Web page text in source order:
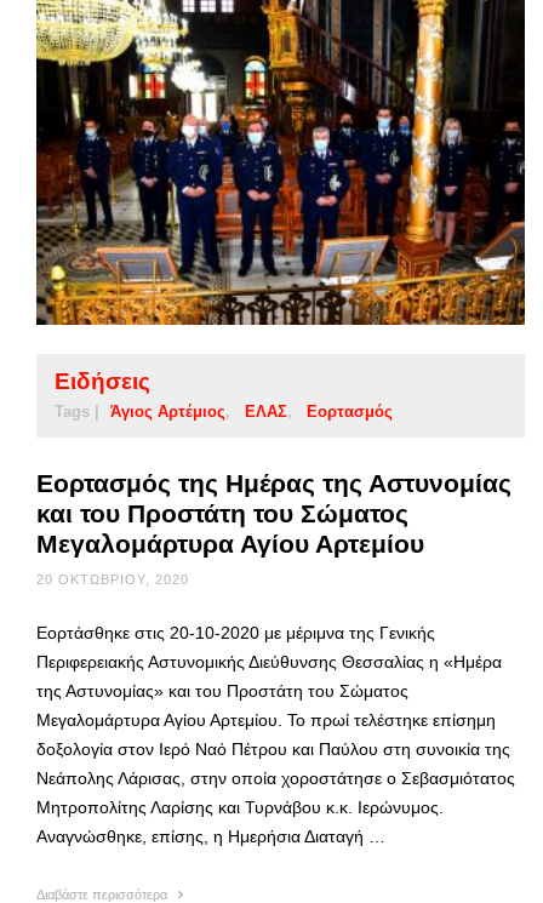
Ειδήσεις
Tags | Άγιος Αρτέμιος ΕΛΑΣ Εορτασμός
Εορτασμός της Ημέρας της Αστυνομίας
και του Προστάτη του Σώματος
Μεγαλομάρτυρα Αγίου Αρτεμίου
20 ΟΚΤΩΒΡΊΟΥ, 2020
Εορτάσθηκε στις 20-10-2020 με μέριμνα της Γενικής
Περιφερειακής Αστυνομικής Διεύθυνσης Θεσσαλίας η «Ημέρα
της Αστυνομίας» και του Προστάτη του Σώματος
Μεγαλομάρτυρα Αγίου Αρτεμίου. Το πρωί τελέστηκε επίσημη
δοξολογία στον Ιερό Ναό Πέτρου και Παύλου στη συνοικία της
Νεάπολης Λάρισας, στην οποία χοροστάτησε ο Σεβασμιότατος
Μητροπολίτης Λαρίσης και Τυρνάβου κ.κ. Ιερώνυμος.
Αναγνώσθηκε, επίσης, η Ημερήσια Διαταγή …
Διαβάστε περισσότερα